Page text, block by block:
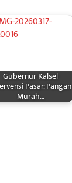
Gubernur Kalsel
Pasar: Pangan
Murah…